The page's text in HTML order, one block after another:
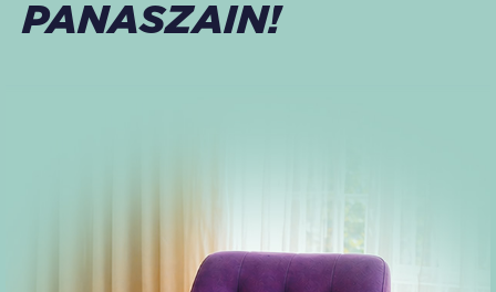
PANASZAIN!